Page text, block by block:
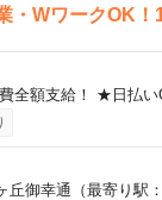
・WワークOK
全額支給！ ★日払
丘御幸通（最寄り駅：